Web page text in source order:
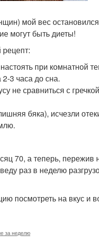
мой вес
могут быть диеты!
при комнатной
3 часа до сна.
не сравниться с
бяка), исчезли
70, а теперь, пережив
раз в неделю
посмотреть на вкус и
за неделю